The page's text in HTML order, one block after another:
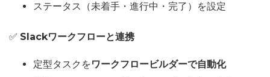
ステータス（未着手・進行中・完了）を設定
✅ Slackワークフローと連携
定型タスクをワークフロービルダーで自動化